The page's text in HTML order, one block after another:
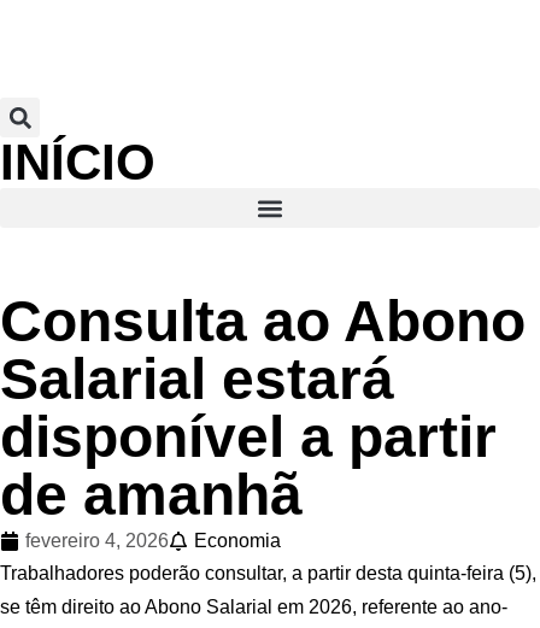
INÍCIO
Consulta ao Abono
Salarial estará
disponível a partir
de amanhã
fevereiro 4, 2026
Economia
Trabalhadores poderão consultar, a partir desta quinta-feira (5),
se têm direito ao Abono Salarial em 2026, referente ao ano-